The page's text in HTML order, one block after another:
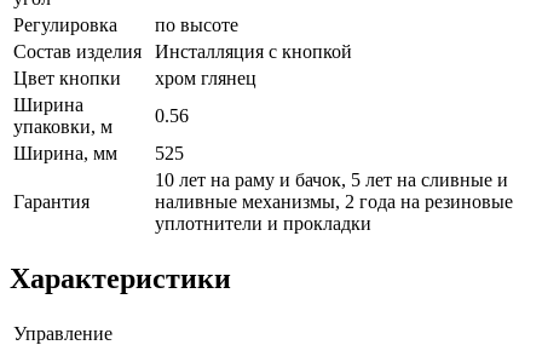
Регулировка
по высоте
Состав изделия
Инсталляция с кнопкой
Цвет кнопки
хром глянец
Ширина
упаковки, м
0.56
Ширина, мм
525
Гарантия
10 лет на раму и бачок, 5 лет на сливные и
наливные механизмы, 2 года на резиновые
уплотнители и прокладки
Характеристики
Управление